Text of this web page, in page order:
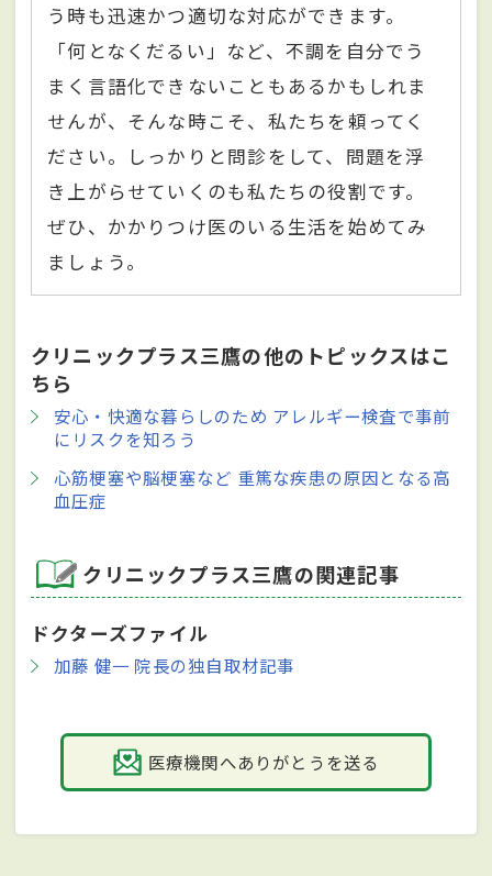
う時も迅速かつ適切な対応ができます。
「何となくだるい」など、不調を自分でう
まく言語化できないこともあるかもしれま
せんが、そんな時こそ、私たちを頼ってく
ださい。しっかりと問診をして、問題を浮
き上がらせていくのも私たちの役割です。
ぜひ、かかりつけ医のいる生活を始めてみ
ましょう。
クリニックプラス三鷹の他のトピックスはこ
ちら
安心・快適な暮らしのため アレルギー検査で事前
にリスクを知ろう
心筋梗塞や脳梗塞など 重篤な疾患の原因となる高
血圧症
クリニックプラス三鷹の関連記事
ドクターズファイル
加藤 健一 院長の独自取材記事
医療機関へありがとうを送る